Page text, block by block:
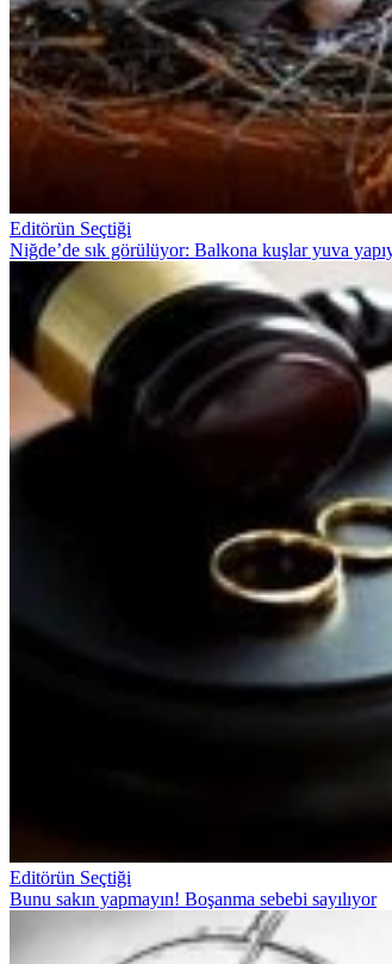
Editörün Seçtiği
Niğde’de sık görülüyor: Balkona kuşlar yuva
Editörün Seçtiği
Bunu sakın yapmayın! Boşanma sebebi sayılıyor